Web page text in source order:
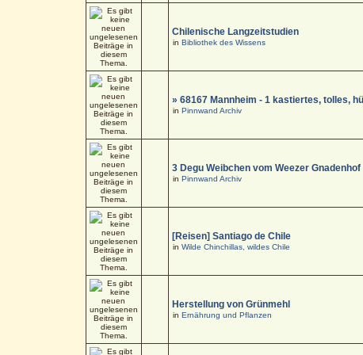
Chilenische Langzeitstudien
in Bibliothek des Wissens
» 68167 Mannheim - 1 kastiertes, tolles,
in Pinnwand Archiv
3 Degu Weibchen vom Weezer
in Pinnwand Archiv
[Reisen] Santiago de Chile
in Wilde Chinchillas, wildes Chile
Herstellung von Grünmehl
in Ernährung und Pflanzen